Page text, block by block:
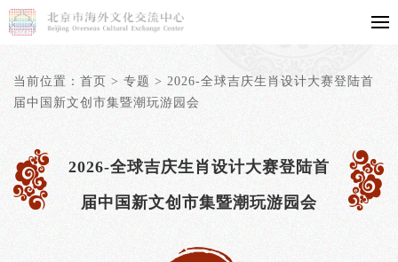
当前位置： 首页 > 专题 >2026-全球吉庆生肖设计大赛登陆首
届中国新文创市集暨潮玩游园会
2026-全球吉庆生肖设计大赛登陆首
届中国新文创市集暨潮玩游园会